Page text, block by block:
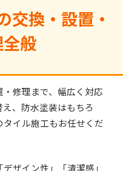
交換・設置・
般
修理まで、幅広く対応
、防水塗装はもちろ
イル施工もお任せくだ
ザイン性」「清潔感」